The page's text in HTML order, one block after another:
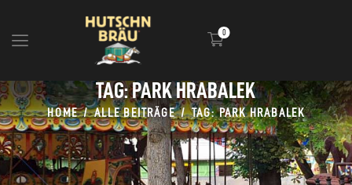
0
TAG: PARK HRABALEK
HOME ALLE BEITRÄGE TAG: PARK HRABALEK
HOME
BLOG
INFOS
EVENTS